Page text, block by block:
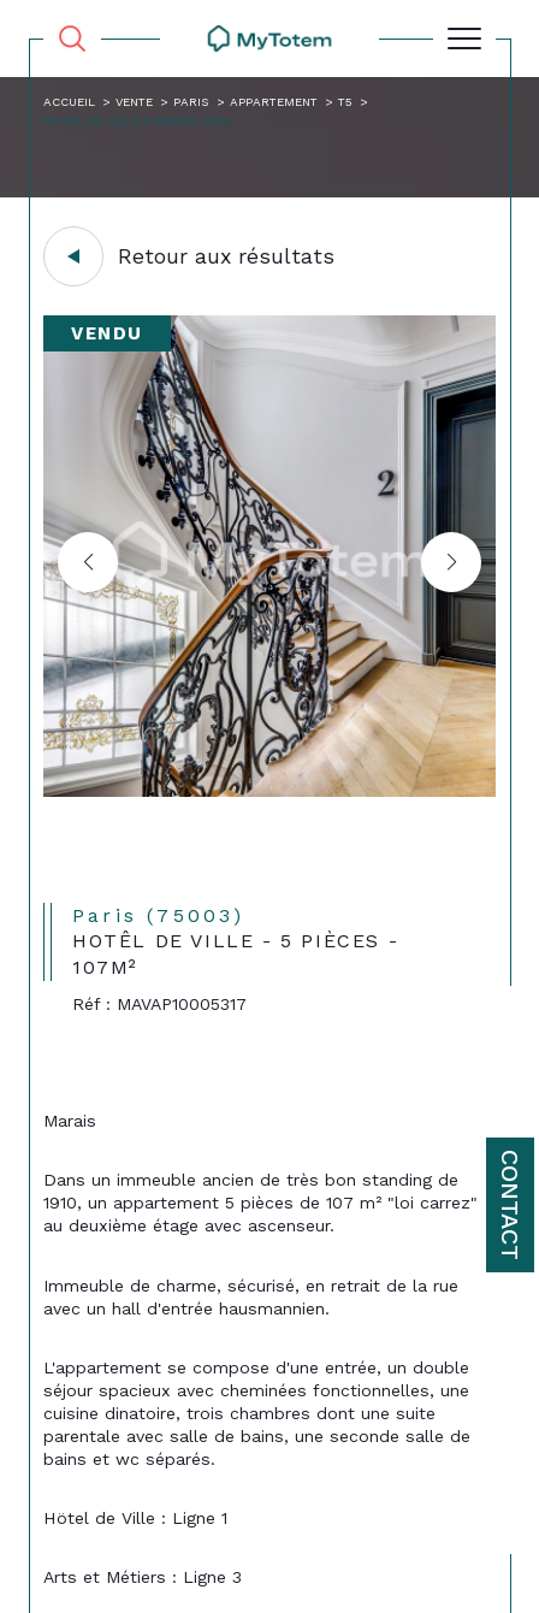
CONTACT
ACCUEIL VENTE PARIS APPARTEMENT
T5
HOTEL DE VILLE 5 PIECES 107M
Retour aux résultats
VENDU
Paris (75003)
HOTÊL DE VILLE - 5 PIÈCES -
107M²
Réf : MAVAP10005317
Marais
Dans un immeuble ancien de très bon standing de
1910, un appartement 5 pièces de 107 m² "loi carrez"
au deuxième étage avec ascenseur.
Immeuble de charme, sécurisé, en retrait de la rue
avec un hall d'entrée hausmannien.
L'appartement se compose d'une entrée, un double
séjour spacieux avec cheminées fonctionnelles, une
cuisine dinatoire, trois chambres dont une suite
parentale avec salle de bains, une seconde salle de
bains et wc séparés.
Hötel de Ville : Ligne 1
Arts et Métiers : Ligne 3